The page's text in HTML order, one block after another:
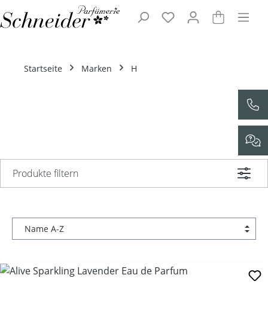
Zum Hauptinhalt springen
Startseite Marken H
Produkte filtern